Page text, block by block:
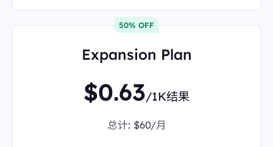
50% OFF
Expansion Plan
$0.63/1K结果
总计: $60/月